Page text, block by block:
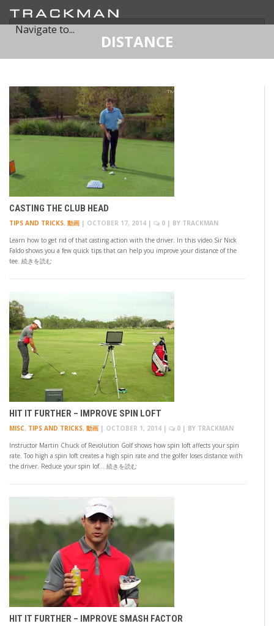
DISTANCE
CASTING THE CLUB HEAD
TIPS AND TRICKS, 動画 | OCTOBER 17, 2014 | 0 | BY TRACKMAN
Learn how to get rid of that casting action with the driver. In this video Sir Nick
Faldo shows you a few quick tips that can help you improve your distance of the
tee. 続きを読む
HIT IT FURTHER – IMPROVE SPIN LOFT
MISC, TIPS AND TRICKS, 動画 | OCTOBER 1, 2014 | 0 | BY TRACKMAN
Instructor Martin Chuck of Revolution Golf shows how spin loft affects your spin
rate. Too high a spin loft creates a high spin rate and the golfer loses distance with
the driver. Reduce your spin lof… 続きを読む
HIT IT FURTHER – IMPROVE SMASH FACTOR